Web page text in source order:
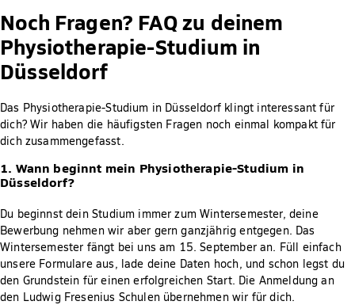
Noch Fragen? FAQ zu deinem
Physiotherapie-Studium in
Düsseldorf
Das Physiotherapie-Studium in Düsseldorf klingt interessant für
dich? Wir haben die häufigsten Fragen noch einmal kompakt für
dich zusammengefasst.
1. Wann beginnt mein Physiotherapie-Studium in
Düsseldorf?
Du beginnst dein Studium immer zum Wintersemester, deine
Bewerbung nehmen wir aber gern ganzjährig entgegen. Das
Wintersemester fängt bei uns am 15. September an. Füll einfach
unsere Formulare aus, lade deine Daten hoch, und schon legst du
den Grundstein für einen erfolgreichen Start. Die Anmeldung an
den Ludwig Fresenius Schulen übernehmen wir für dich.